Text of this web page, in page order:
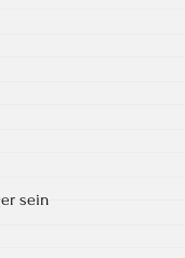
sein